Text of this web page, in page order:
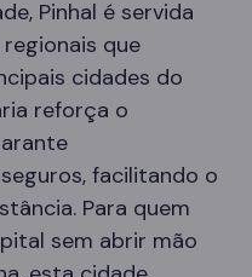
Pinhal é servida
que
cidades do
reforça o
facilitando o
Para quem
sem abrir mão